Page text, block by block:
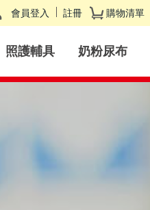
會員登入 註冊 購物清單
照護輔具 奶粉尿布